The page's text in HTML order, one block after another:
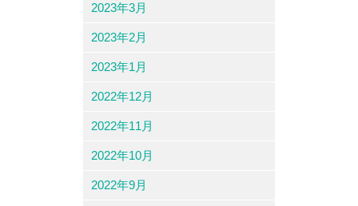
2023年3月
2023年2月
2023年1月
2022年12月
2022年11月
2022年10月
2022年9月